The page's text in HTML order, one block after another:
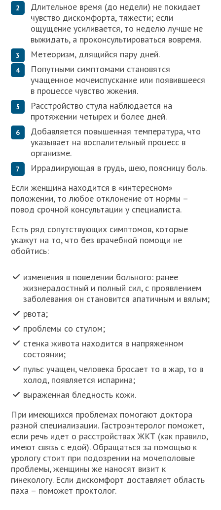
Длительное время (до недели) не покидает
чувство дискомфорта, тяжести; если
ощущение усиливается, то неделю лучше не
выжидать, а проконсультироваться вовремя.
Метеоризм, длящийся пару дней.
Попутными симптомами становятся
учащенное мочеиспускание или появившееся
в процессе чувство жжения.
Расстройство стула наблюдается на
протяжении четырех и более дней.
Добавляется повышенная температура, что
указывает на воспалительный процесс в
организме.
Иррадиирующая в грудь, шею, поясницу боль.
Если женщина находится в «интересном»
положении, то любое отклонение от нормы –
повод срочной консультации у специалиста.
Есть ряд сопутствующих симптомов, которые
укажут на то, что без врачебной помощи не
обойтись:
изменения в поведении больного: ранее
жизнерадостный и полный сил, с проявлением
заболевания он становится апатичным и вялым;
рвота;
проблемы со стулом;
стенка живота находится в напряженном
состоянии;
пульс учащен, человека бросает то в жар, то в
холод, появляется испарина;
выраженная бледность кожи.
При имеющихся проблемах помогают доктора
разной специализации. Гастроэнтеролог поможет,
если речь идет о расстройствах ЖКТ (как правило,
имеют связь с едой). Обращаться за помощью к
урологу стоит при подозрении на мочеполовые
проблемы, женщины же наносят визит к
гинекологу. Если дискомфорт доставляет область
паха – поможет проктолог.